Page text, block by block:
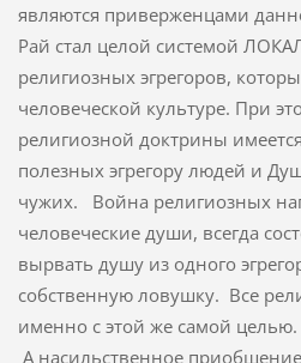
являются приверженцами
Рай стал целой системой
религиозных эгрегоров,
человеческой культуре. При
религиозной доктрины
полезных эгрегору людей и
чужих. Война религиозных
человеческие души, всегда
вырвать душу из одного
собственную ловушку. Все
именно с этой же самой целью.
А насильственное